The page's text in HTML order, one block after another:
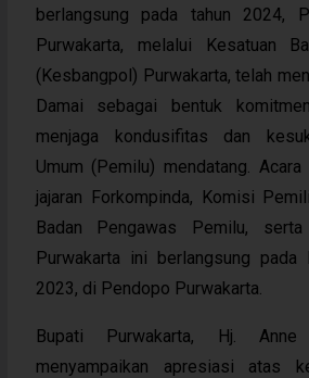
berlangsung pada tahun 2024,
Purwakarta, melalui Kesatuan
(Kesbangpol) Purwakarta, telah
Damai sebagai bentuk
menjaga kondusifitas dan
Umum (Pemilu) mendatang.
jajaran Forkompinda, Komisi
Badan Pengawas Pemilu,
Purwakarta ini berlangsung pada
2023, di Pendopo Purwakarta.
Bupati Purwakarta, Hj.
menyampaikan apresiasi atas